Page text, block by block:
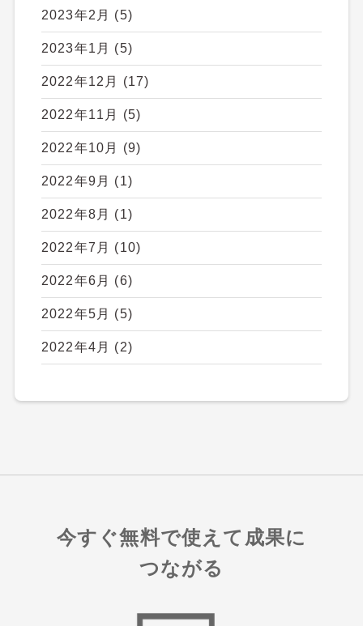
2023年2月 (5)
2023年1月 (5)
2022年12月 (17)
2022年11月 (5)
2022年10月 (9)
2022年9月 (1)
2022年8月 (1)
2022年7月 (10)
2022年6月 (6)
2022年5月 (5)
2022年4月 (2)
今すぐ無料で使えて成果に
つながる